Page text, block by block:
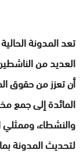
تعد المدونة
العديد من
أن تعزز من حقوق
المائدة إلى جمع
والنشطاء،
لتحديث المدونة